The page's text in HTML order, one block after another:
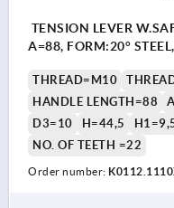
TENSION LEVER
A=88, FORM:20°
THREAD=M10
HANDLE LENGTH=88
D3=10
H=44,5
NO. OF TEETH =22
Order number: